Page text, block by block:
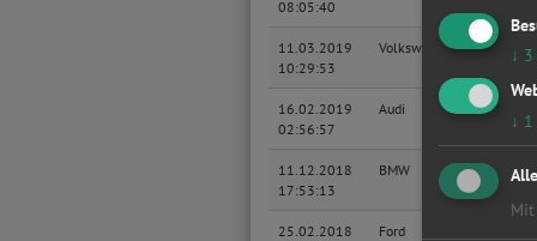
08:05:40
11.03.2019
10:29:53
Volkswagen
Passat
16.02.2019
02:56:57
Audi A4 Lim
11.12.2018
17:53:13
BMW
Lim
25.02.2018
Ford
↓ 3
↓ 1